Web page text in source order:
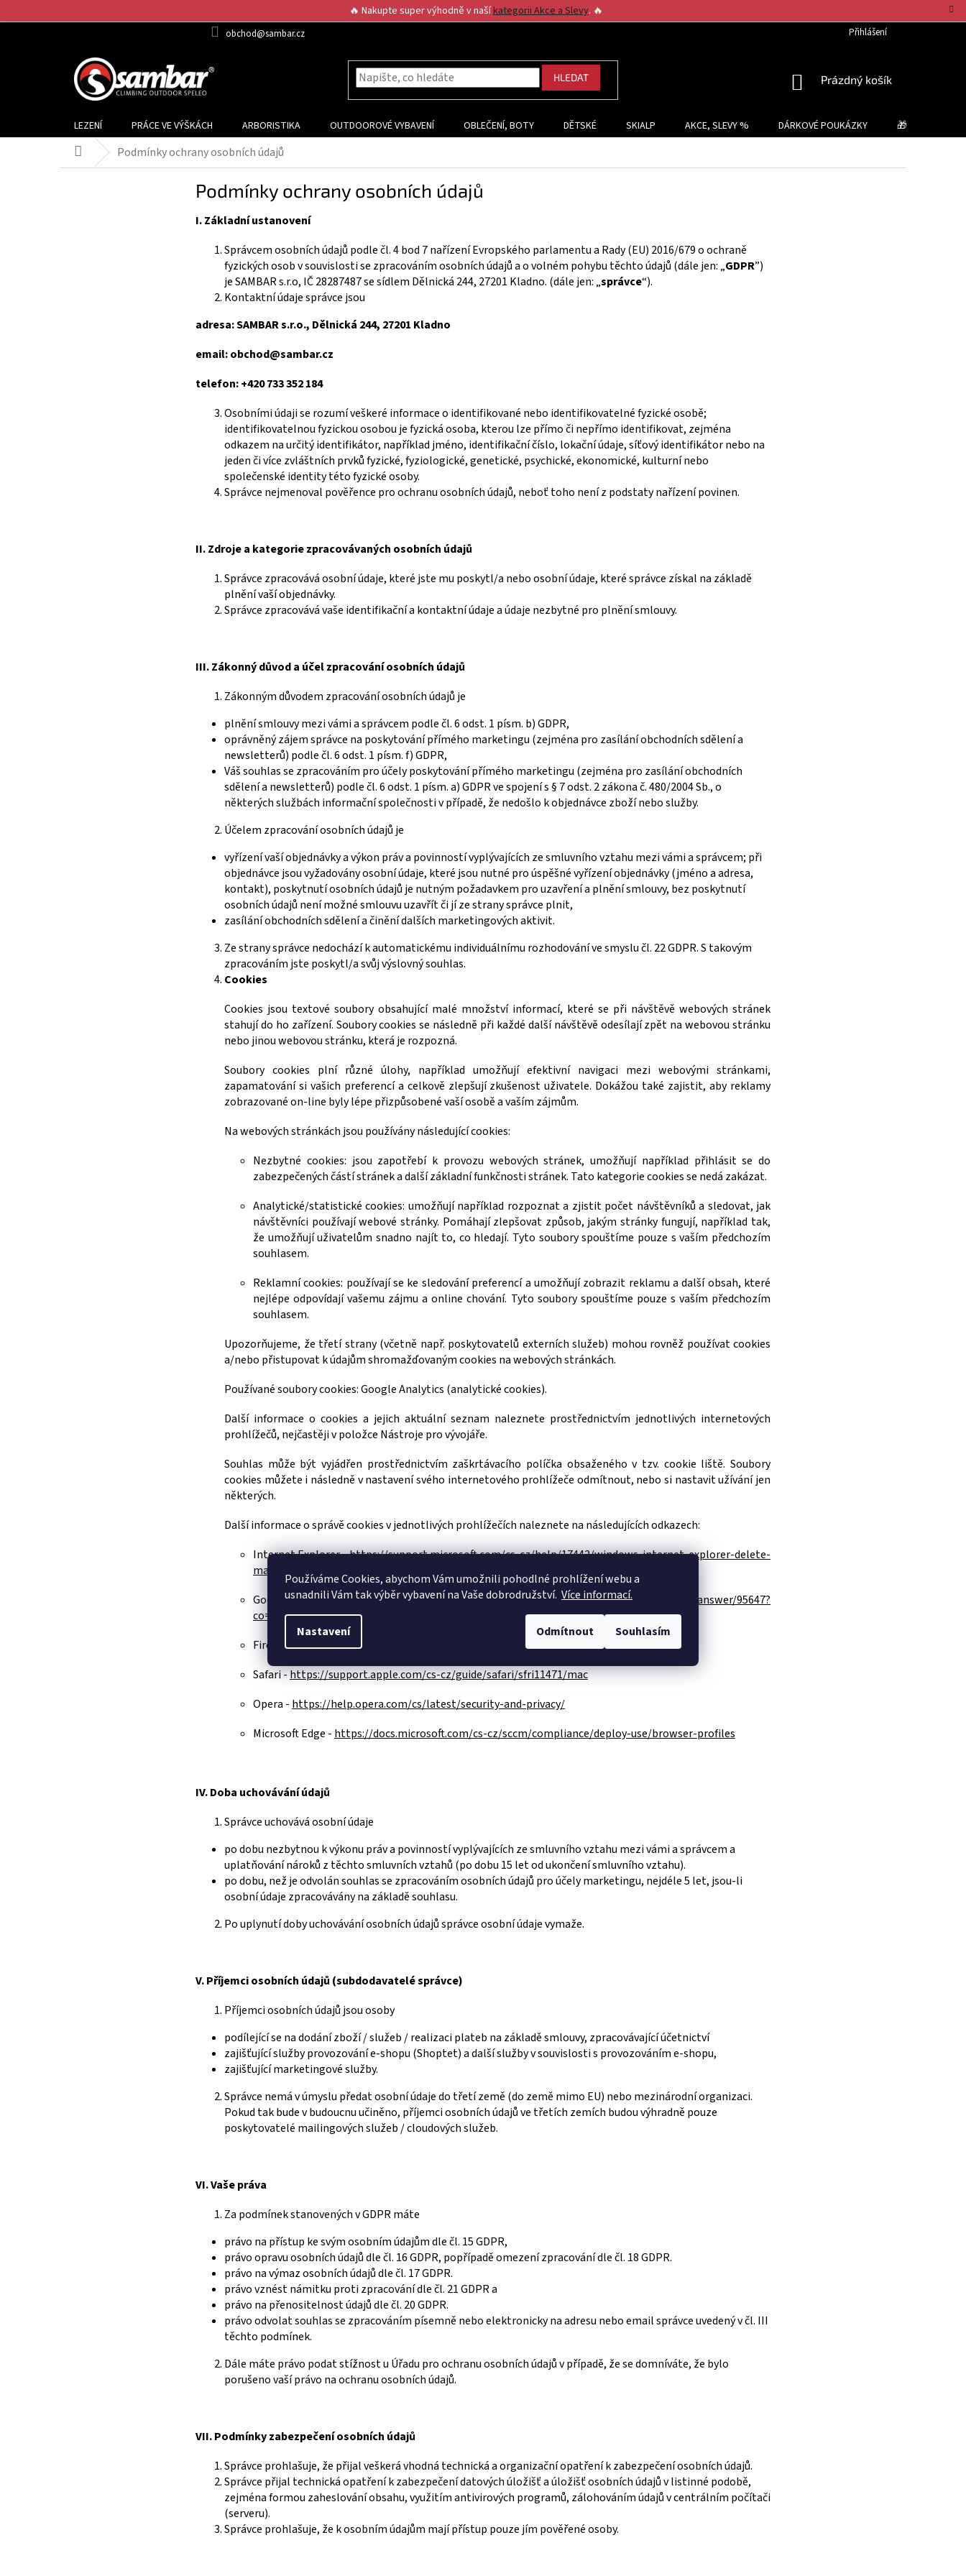
Používáme Cookies, abychom Vámumožnili pohodlné prohlížení webu a
usnadnili Vám tak výběr vybavení na Vaše dobrodružství. Více informací.
Nastavení Odmítnout Souhlasím
na
🔥 Nakupte super výhodně v našíkategorii Akce a Slevy. 🔥
obchod@sambar.cz Přihlášení
HLEDAT
NÁKUPNÍ
Prázdný košík
LEZENÍ PRÁCE VE VÝŠKÁCH ARBORISTIKA OUTDOOROVÉ VYBAVENÍ OBLEČENÍ, BOTY DĚTSKÉ SKIALP AKCE, SLEVY % DÁRKOVÉ POUKÁZKY 🎁 TIPY NA
Domů Podmínky ochrany osobních údajů
Podmínky ochrany osobních údajů
I.Základní ustanovení
Správcem osobních údajů podle čl. 4 bod 7 nařízení Evropského parlamentu a Rady (EU) 2016/679 o ochraně
fyzických osob v souvislosti se zpracováním osobních údajů a o volném pohybu těchto údajů (dále jen: „GDPR”)
je SAMBAR s.r.o, IČ 28287487 se sídlem Dělnická 244, 27201 Kladno. (dále jen: „správce“).
Kontaktní údaje správce jsou
adresa: SAMBAR s.r.o., Dělnická 244, 27201 Kladno
email: obchod@sambar.cz
telefon: +420 733 352 184
Osobními údaji se rozumí veškeré informace o identifikované nebo identifikovatelné fyzické osobě;
identifikovatelnou fyzickou osobou je fyzická osoba, kterou lze přímo či nepřímo identifikovat, zejména
odkazem na určitý identifikátor, například jméno, identifikační číslo, lokační údaje, síťový identifikátor nebo na
jeden či více zvláštních prvků fyzické, fyziologické, genetické, psychické, ekonomické, kulturní nebo
společenské identity této fyzické osoby.
Správce nejmenoval pověřence pro ochranu osobních údajů, neboť toho není z podstaty nařízení povinen.
II.Zdroje a kategorie zpracovávaných osobních údajů
Správce zpracovává osobní údaje, které jste mu poskytl/a nebo osobní údaje, které správce získal na základě
plnění vaší objednávky.
Správce zpracovává vaše identifikační a kontaktní údaje a údaje nezbytné pro plnění smlouvy.
III.Zákonný důvod a účel zpracování osobních údajů
Zákonným důvodem zpracování osobních údajů je
plnění smlouvy mezi vámi a správcem podle čl. 6 odst. 1 písm. b) GDPR,
oprávněný zájem správce na poskytování přímého marketingu (zejména pro zasílání obchodních sdělení a
newsletterů) podle čl. 6 odst. 1 písm. f) GDPR,
Váš souhlas se zpracováním pro účely poskytování přímého marketingu (zejména pro zasílání obchodních
sdělení a newsletterů) podle čl. 6 odst. 1 písm. a) GDPR ve spojení s § 7 odst. 2 zákona č. 480/2004 Sb., o
některých službách informační společnosti v případě, že nedošlo k objednávce zboží nebo služby.
Účelem zpracování osobních údajů je
vyřízení vaší objednávky a výkon práv a povinností vyplývajících ze smluvního vztahu mezi vámi a správcem; při
objednávce jsou vyžadovány osobní údaje, které jsou nutné pro úspěšné vyřízení objednávky (jméno a adresa,
kontakt), poskytnutí osobních údajů je nutným požadavkem pro uzavření a plnění smlouvy, bez poskytnutí
osobních údajů není možné smlouvu uzavřít či jí ze strany správce plnit,
zasílání obchodních sdělení a činění dalších marketingových aktivit.
Ze strany správce nedochází k automatickému individuálnímu rozhodování ve smyslu čl. 22 GDPR. S takovým
zpracováním jste poskytl/a svůj výslovný souhlas.
Cookies
Cookies jsou textové soubory obsahující malé množství informací, které se při návštěvě webových stránek
stahují do ho zařízení. Soubory cookies se následně při každé další návštěvě odesílají zpět na webovou stránku
nebo jinou webovou stránku, která je rozpozná.
Soubory cookies plní různé úlohy, například umožňují efektivní navigaci mezi webovými stránkami,
zapamatování si vašich preferencí a celkově zlepšují zkušenost uživatele. Dokážou také zajistit, aby reklamy
zobrazované on-line byly lépe přizpůsobené vaší osobě a vaším zájmům.
Na webových stránkách jsou používány následující cookies:
Nezbytné cookies: jsou zapotřebí k provozu webových stránek, umožňují například přihlásit se do
zabezpečených částí stránek a další základní funkčnosti stránek. Tato kategorie cookies se nedá zakázat.
Analytické/statistické cookies: umožňují například rozpoznat a zjistit počet návštěvníků a sledovat, jak
návštěvníci používají webové stránky. Pomáhají zlepšovat způsob, jakým stránky fungují, například tak,
že umožňují uživatelům snadno najít to, co hledají. Tyto soubory spouštíme pouze s vaším předchozím
souhlasem.
Reklamní cookies: používají se ke sledování preferencí a umožňují zobrazit reklamu a další obsah, které
nejlépe odpovídají vašemu zájmu a online chování. Tyto soubory spouštíme pouze s vaším předchozím
souhlasem.
Upozorňujeme, že třetí strany (včetně např. poskytovatelů externích služeb) mohou rovněž používat cookies
a/nebo přistupovat k údajům shromažďovaným cookies na webových stránkách.
Používané soubory cookies: Google Analytics (analytické cookies).
Další informace o cookies a jejich aktuální seznam naleznete prostřednictvím jednotlivých internetových
prohlížečů, nejčastěji v položce Nástroje pro vývojáře.
Souhlas může být vyjádřen prostřednictvím zaškrtávacího políčka obsaženého v tzv. cookie liště. Soubory
cookies můžete i následně v nastavení svého internetového prohlížeče odmítnout, nebo si nastavit užívání jen
některých.
Další informace o správě cookies v jednotlivých prohlížečích naleznete na následujících odkazech:
Internet Explorer -https://support.microsoft.com/cs-cz/help/17442/windows-internet-explorer-delete-
manage-cookies
Google Chrome -https://support.google.com/chrome/answer/95647?
co=GENIE.Platform%3DDesktop&hl=cs
Firefox -https://support.mozilla.org/cs/kb/povoleni-zakazani-cookies
Safari -https://support.apple.com/cs-cz/guide/safari/sfri11471/mac
Opera -https://help.opera.com/cs/latest/security-and-privacy/
Microsoft Edge -https://docs.microsoft.com/cs-cz/sccm/compliance/deploy-use/browser-profiles
IV.Doba uchovávání údajů
Správce uchovává osobní údaje
po dobu nezbytnou k výkonu práv a povinností vyplývajících ze smluvního vztahu mezi vámi a správcem a
uplatňování nároků z těchto smluvních vztahů (po dobu 15 let od ukončení smluvního vztahu).
po dobu, než je odvolán souhlas se zpracováním osobních údajů pro účely marketingu, nejdéle 5 let, jsou-li
osobní údaje zpracovávány na základě souhlasu.
Po uplynutí doby uchovávání osobních údajů správce osobní údaje vymaže.
V.Příjemci osobních údajů (subdodavatelé správce)
Příjemci osobních údajů jsou osoby
podílející se na dodání zboží / služeb / realizaci plateb na základě smlouvy, zpracovávající účetnictví
zajišťující služby provozování e-shopu (Shoptet) a další služby v souvislosti s provozováním e-shopu,
zajišťující marketingové služby.
Správce nemá v úmyslu předat osobní údaje do třetí země (do země mimo EU) nebo mezinárodní organizaci.
Pokud tak bude v budoucnu učiněno, příjemci osobních údajů ve třetích zemích budou výhradně pouze
poskytovatelé mailingových služeb / cloudových služeb.
VI. Vaše práva
Za podmínek stanovených v GDPR máte
právo na přístup ke svým osobním údajům dle čl. 15 GDPR,
právo opravu osobních údajů dle čl. 16 GDPR, popřípadě omezení zpracování dle čl. 18 GDPR.
právo na výmaz osobních údajů dle čl. 17 GDPR.
právo vznést námitku proti zpracování dle čl. 21 GDPR a
právo na přenositelnost údajů dle čl. 20 GDPR.
právo odvolat souhlas se zpracováním písemně nebo elektronicky na adresu nebo email správce uvedený v čl. III
těchto podmínek.
Dále máte právo podat stížnost u Úřadu pro ochranu osobních údajů v případě, že se domníváte, že bylo
porušeno vaší právo na ochranu osobních údajů.
VII.Podmínky zabezpečení osobních údajů
Správce prohlašuje, že přijal veškerá vhodná technická a organizační opatření k zabezpečení osobních údajů.
Správce přijal technická opatření k zabezpečení datových úložišť a úložišť osobních údajů v listinné podobě,
zejména formou zaheslování obsahu, využitím antivirových programů, zálohováním údajů v centrálním počítači
(serveru).
Správce prohlašuje, že k osobním údajům mají přístup pouze jím pověřené osoby.